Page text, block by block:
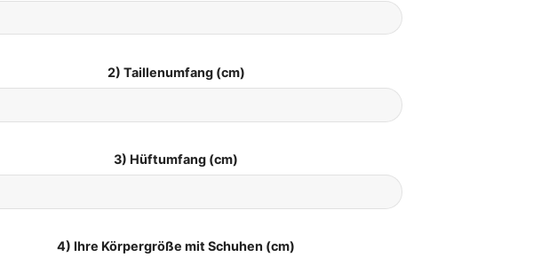
2) Taillenumfang (cm)
3) Hüftumfang (cm)
4) Ihre Körpergröße mit Schuhen (cm)